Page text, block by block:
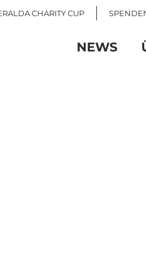
CHARITY CUP
NEWS